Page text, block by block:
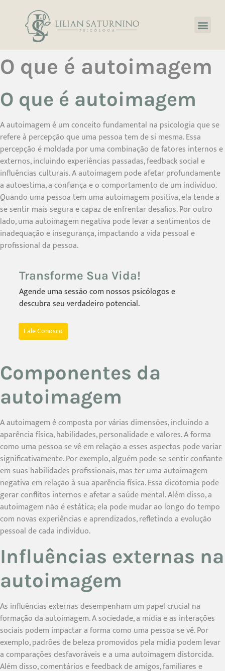
O que é autoimagem
O que é autoimagem
A autoimagem é um conceito fundamental na psicologia que se
refere à percepção que uma pessoa tem de si mesma. Essa
percepção é moldada por uma combinação de fatores internos e
externos, incluindo experiências passadas, feedback social e
influências culturais. A autoimagem pode afetar profundamente
a autoestima, a confiança e o comportamento de um indivíduo.
Quando uma pessoa tem uma autoimagem positiva, ela tende a
se sentir mais segura e capaz de enfrentar desafios. Por outro
lado, uma autoimagem negativa pode levar a sentimentos de
inadequação e insegurança, impactando a vida pessoal e
profissional da pessoa.
Transforme Sua Vida!
Agende uma sessão com nossos psicólogos e
descubra seu verdadeiro potencial.
Fale Conosco
Componentes da
autoimagem
A autoimagem é composta por várias dimensões, incluindo a
aparência física, habilidades, personalidade e valores. A forma
como uma pessoa se vê em relação a esses aspectos pode variar
significativamente. Por exemplo, alguém pode se sentir confiante
em suas habilidades profissionais, mas ter uma autoimagem
negativa em relação à sua aparência física. Essa dicotomia pode
gerar conflitos internos e afetar a saúde mental. Além disso, a
autoimagem não é estática; ela pode mudar ao longo do tempo
com novas experiências e aprendizados, refletindo a evolução
pessoal de cada indivíduo.
Influências externas na
autoimagem
As influências externas desempenham um papel crucial na
formação da autoimagem. A sociedade, a mídia e as interações
sociais podem impactar a forma como uma pessoa se vê. Por
exemplo, padrões de beleza promovidos pela mídia podem levar
a comparações desfavoráveis e a uma autoimagem distorcida.
Além disso, comentários e feedback de amigos, familiares e